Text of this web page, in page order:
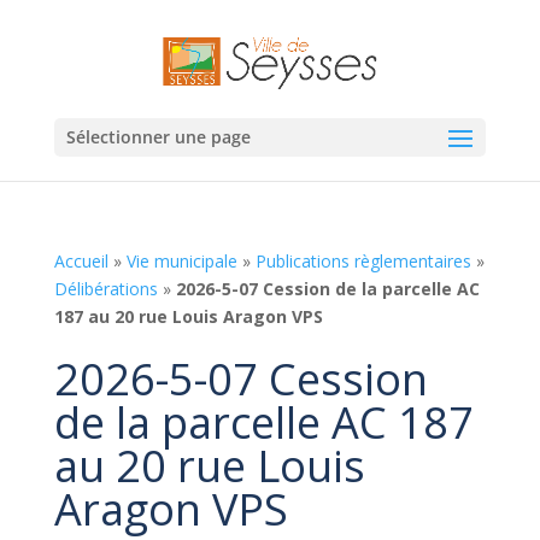
Sélectionner une page
Accueil » Vie municipale » Publications règlementaires »
Délibérations » 2026-5-07 Cession de la parcelle AC
187 au 20 rue Louis Aragon VPS
2026-5-07 Cession
de la parcelle AC 187
au 20 rue Louis
Aragon VPS